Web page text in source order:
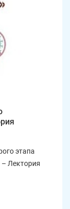
этапа
– Лектория